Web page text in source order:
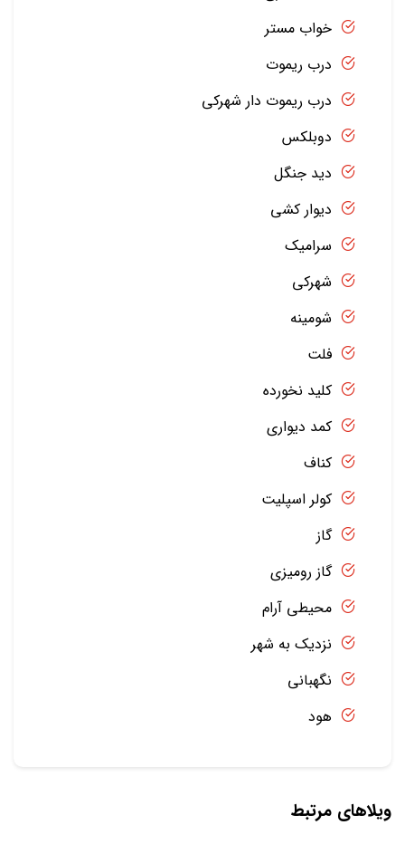
خواب مستر
درب ریموت
درب ریموت دار شهرکی
دوبلکس
دید جنگل
دیوار کشی
سرامیک
شهرکی
شومینه
فلت
کلید نخورده
کمد دیواری
کناف
کولر اسپلیت
گاز
گاز رومیزی
محیطی آرام
نزدیک به شهر
نگهبانی
هود
ویلاهای مرتبط